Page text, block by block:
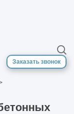
Заказать звонок